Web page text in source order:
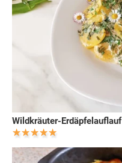
Wildkräuter-Erdäpfelauflauf